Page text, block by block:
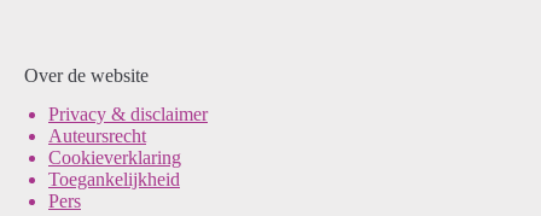
Over de website
Privacy & disclaimer
Auteursrecht
Cookieverklaring
Toegankelijkheid
Pers